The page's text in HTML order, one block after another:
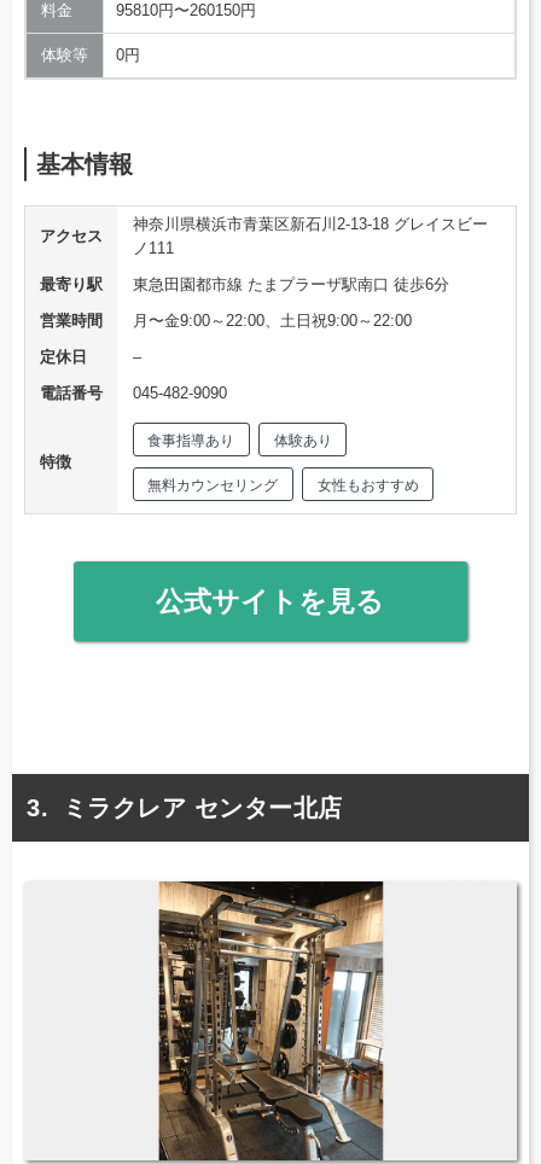
料金 95810円〜260150円
体験等 0円
基本情報
アクセス
神奈川県横浜市青葉区新石川2-13-18 グレイスビー
ノ111
最寄り駅
東急田園都市線 たまプラーザ駅南口 徒歩6分
営業時間
月〜金9:00～22:00、土日祝9:00～22:00
定休日
–
電話番号
045-482-9090
特徴
食事指導あり 体験あり
無料カウンセリング 女性もおすすめ
公式サイトを見る
ミラクレア センター北店